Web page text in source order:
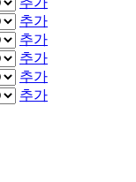
추가
추가
추가
추가
추가